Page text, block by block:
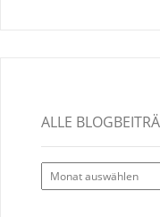
ALLE
Alle
Blogbeiträge